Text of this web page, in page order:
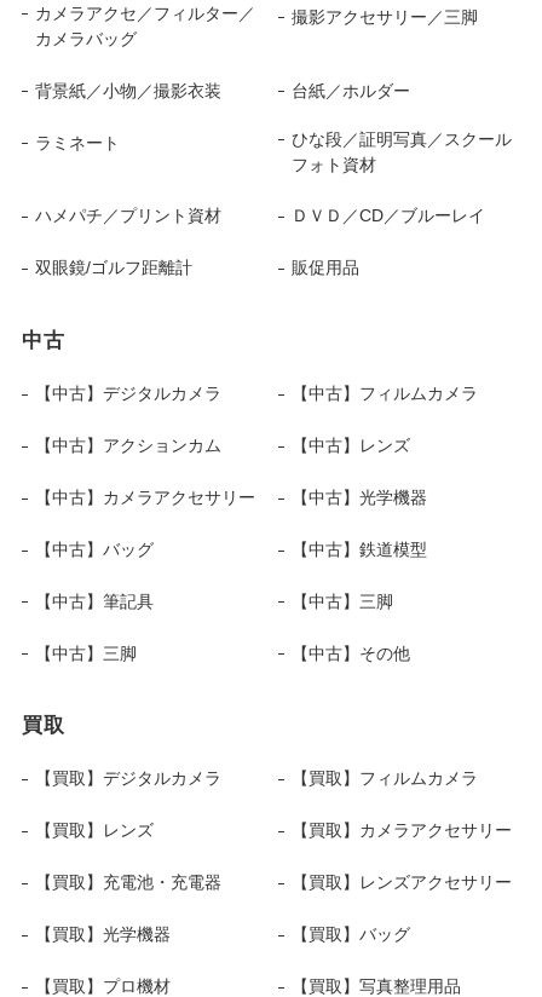
カメラアクセ／フィルター／
カメラバッグ
撮影アクセサリー／三脚
背景紙／小物／撮影衣装 台紙／ホルダー
ラミネート
ひな段／証明写真／スクール
フォト資材
ハメパチ／プリント資材 ＤＶＤ／CD／ブルーレイ
双眼鏡/ゴルフ距離計 販促用品
中古
【中古】デジタルカメラ 【中古】フィルムカメラ
【中古】アクションカム 【中古】レンズ
【中古】カメラアクセサリー 【中古】光学機器
【中古】バッグ 【中古】鉄道模型
【中古】筆記具 【中古】三脚
【中古】三脚 【中古】その他
買取
【買取】デジタルカメラ 【買取】フィルムカメラ
【買取】レンズ 【買取】カメラアクセサリー
【買取】充電池・充電器 【買取】レンズアクセサリー
【買取】光学機器 【買取】バッグ
【買取】プロ機材 【買取】写真整理用品